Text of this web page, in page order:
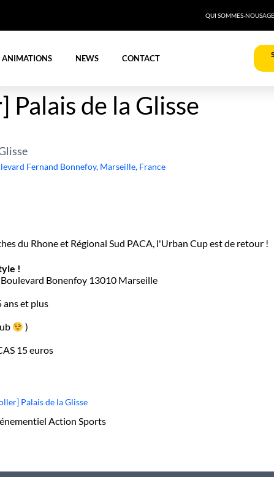
QUI SOMMES-NOUS
ANIMATIONS NEWS CONTACT
de la Glisse
Fernand Bonnefoy, Marseille, France
du Rhone et Régional Sud PACA, l'Urban Cup est de retour !
!
Bonenfoy 13010 Marseille
ans et plus
)
15 euros
Palais de la Glisse
Action Sports